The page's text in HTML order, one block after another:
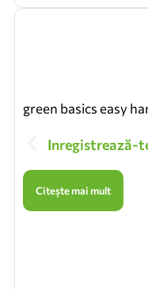
green basics easy
Inregistrează-
Citește mai mult